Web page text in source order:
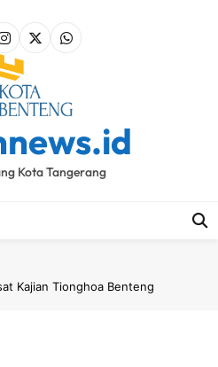
Kota Tangerang
Kajian Tionghoa Benteng